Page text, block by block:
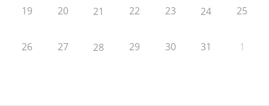
19 20 21 22 23 24 25
26 27 28 29 30 31 1